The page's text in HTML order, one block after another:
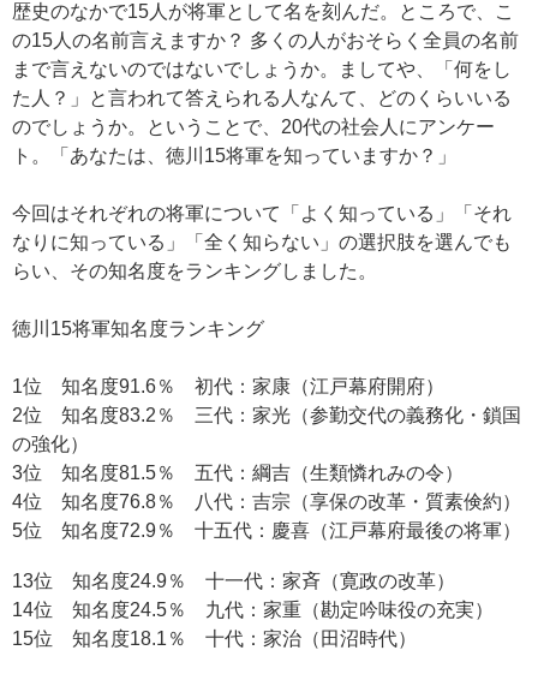
歴史のなかで15人が将軍として名を刻んだ。ところで、こ
の15人の名前言えますか？ 多くの人がおそらく全員の名前
まで言えないのではないでしょうか。ましてや、「何をし
た人？」と言われて答えられる人なんて、どのくらいいる
のでしょうか。ということで、20代の社会人にアンケー
ト。「あなたは、徳川15将軍を知っていますか？」
今回はそれぞれの将軍について「よく知っている」「それ
なりに知っている」「全く知らない」の選択肢を選んでも
らい、その知名度をランキングしました。
徳川15将軍知名度ランキング
1位 知名度91.6％ 初代：家康（江戸幕府開府）
2位 知名度83.2％ 三代：家光（参勤交代の義務化・鎖国
の強化）
3位 知名度81.5％ 五代：綱吉（生類憐れみの令）
4位 知名度76.8％ 八代：吉宗（享保の改革・質素倹約）
5位 知名度72.9％ 十五代：慶喜（江戸幕府最後の将軍）
13位 知名度24.9％ 十一代：家斉（寛政の改革）
14位 知名度24.5％ 九代：家重（勘定吟味役の充実）
15位 知名度18.1％ 十代：家治（田沼時代）